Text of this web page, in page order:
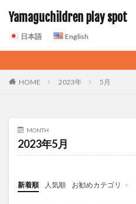
Yamaguchildren play spot
日本語 English
HOME 2023年 5月
MONTH
2023年5月
新着順 人気順 お勧めカテゴリ